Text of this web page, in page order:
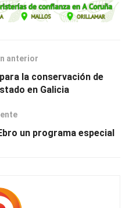
anterior
la conservación de
en Galicia
un programa especial